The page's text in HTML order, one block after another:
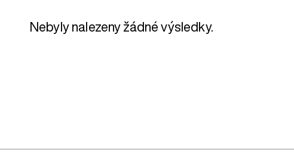
Nebyly nalezeny žádné výsledky.